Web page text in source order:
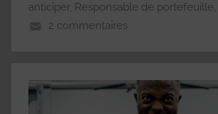
anticiper, Responsable de portefeuille,
2 commentaires